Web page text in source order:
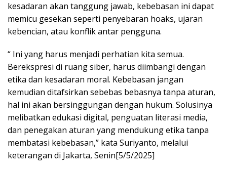
kesadaran akan tanggung jawab, kebebasan ini dapat
memicu gesekan seperti penyebaran hoaks, ujaran
kebencian, atau konflik antar pengguna.
“ Ini yang harus menjadi perhatian kita semua.
Berekspresi di ruang siber, harus diimbangi dengan
etika dan kesadaran moral. Kebebasan jangan
kemudian ditafsirkan sebebas bebasnya tanpa aturan,
hal ini akan bersinggungan dengan hukum. Solusinya
melibatkan edukasi digital, penguatan literasi media,
dan penegakan aturan yang mendukung etika tanpa
membatasi kebebasan,” kata Suriyanto, melalui
keterangan di Jakarta, Senin[5/5/2025]